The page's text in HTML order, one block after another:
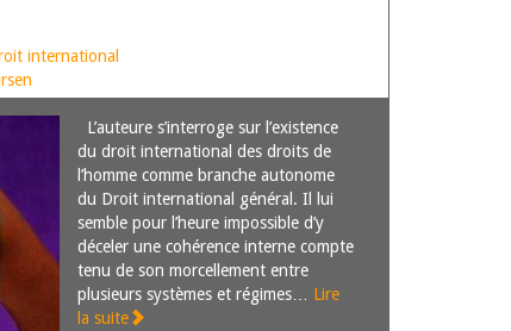
international
L’auteure s’interroge sur l’existence
du droit international des droits de
l’homme comme branche autonome
du Droit international général. Il lui
semble pour l’heure impossible d’y
déceler une cohérence interne compte
tenu de son morcellement entre
plusieurs systèmes et régimes… Lire
la suite